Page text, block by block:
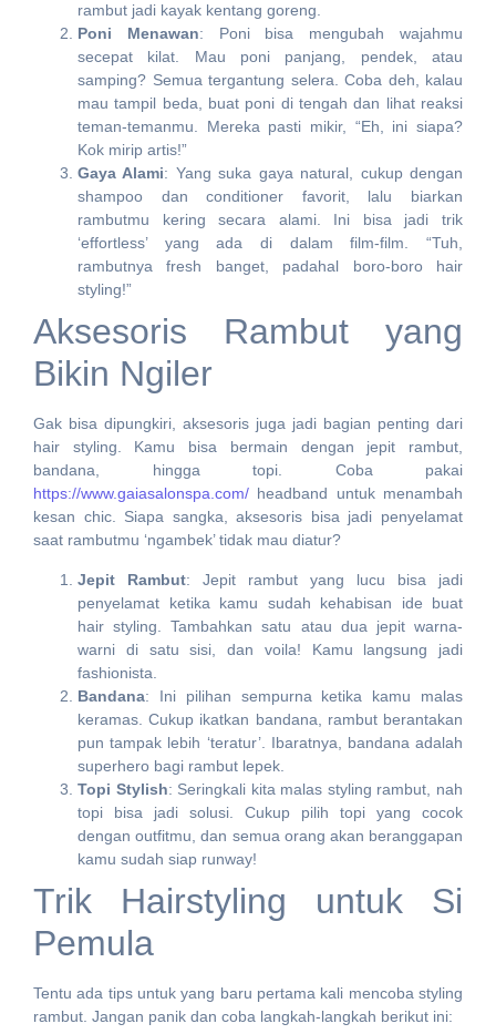
rambut jadi kayak kentang goreng.
Poni Menawan: Poni bisa mengubah wajahmu
secepat kilat. Mau poni panjang, pendek, atau
samping? Semua tergantung selera. Coba deh, kalau
mau tampil beda, buat poni di tengah dan lihat reaksi
teman-temanmu. Mereka pasti mikir, “Eh, ini siapa?
Kok mirip artis!”
Gaya Alami: Yang suka gaya natural, cukup dengan
shampoo dan conditioner favorit, lalu biarkan
rambutmu kering secara alami. Ini bisa jadi trik
‘effortless’ yang ada di dalam film-film. “Tuh,
rambutnya fresh banget, padahal boro-boro hair
styling!”
Aksesoris Rambut yang
Bikin Ngiler
Gak bisa dipungkiri, aksesoris juga jadi bagian penting dari
hair styling. Kamu bisa bermain dengan jepit rambut,
bandana, hingga topi. Coba pakai
https://www.gaiasalonspa.com/ headband untuk menambah
kesan chic. Siapa sangka, aksesoris bisa jadi penyelamat
saat rambutmu ‘ngambek’ tidak mau diatur?
Jepit Rambut: Jepit rambut yang lucu bisa jadi
penyelamat ketika kamu sudah kehabisan ide buat
hair styling. Tambahkan satu atau dua jepit warna-
warni di satu sisi, dan voila! Kamu langsung jadi
fashionista.
Bandana: Ini pilihan sempurna ketika kamu malas
keramas. Cukup ikatkan bandana, rambut berantakan
pun tampak lebih ‘teratur’. Ibaratnya, bandana adalah
superhero bagi rambut lepek.
Topi Stylish: Seringkali kita malas styling rambut, nah
topi bisa jadi solusi. Cukup pilih topi yang cocok
dengan outfitmu, dan semua orang akan beranggapan
kamu sudah siap runway!
Trik Hairstyling untuk Si
Pemula
Tentu ada tips untuk yang baru pertama kali mencoba styling
rambut. Jangan panik dan coba langkah-langkah berikut ini: